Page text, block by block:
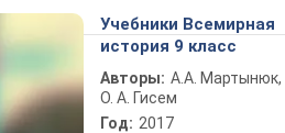
Учебники Всемирная
история 9 класс
Авторы: А.А. Мартынюк,
О. А. Гисем
Год: 2017